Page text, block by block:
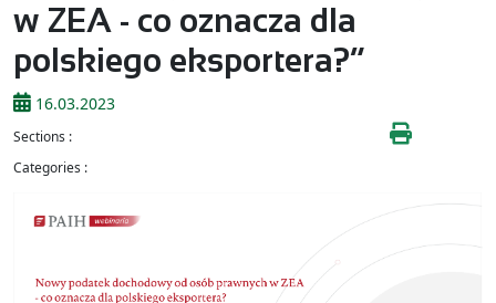
w ZEA - co oznacza dla
polskiego eksportera?”
16.03.2023
Sections :
Categories :